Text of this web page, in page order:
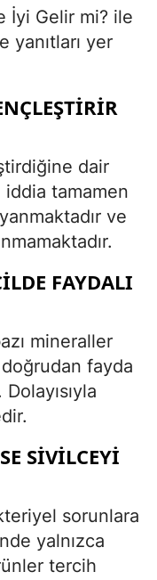
İyi Gelir mi? ile
yanıtları yer
dair
iddia tamamen
ve
FAYDALI
mineraller
fayda
SIVILCEYI
sorunlara
yalnızca
tercih